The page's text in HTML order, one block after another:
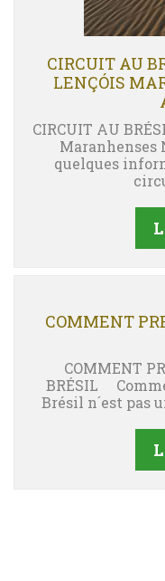
CIRCUIT AU
LENÇÓIS
CIRCUIT AU
Maranhenses
quelques
COMMENT
COMMENT
BRÉSIL
Brésil n´est pas